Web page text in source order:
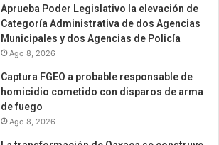
Aprueba Poder Legislativo la elevación de
Categoría Administrativa de dos Agencias
Municipales y dos Agencias de Policía
Ago 8, 2026
Captura FGEO a probable responsable de
homicidio cometido con disparos de arma
de fuego
Ago 8, 2026